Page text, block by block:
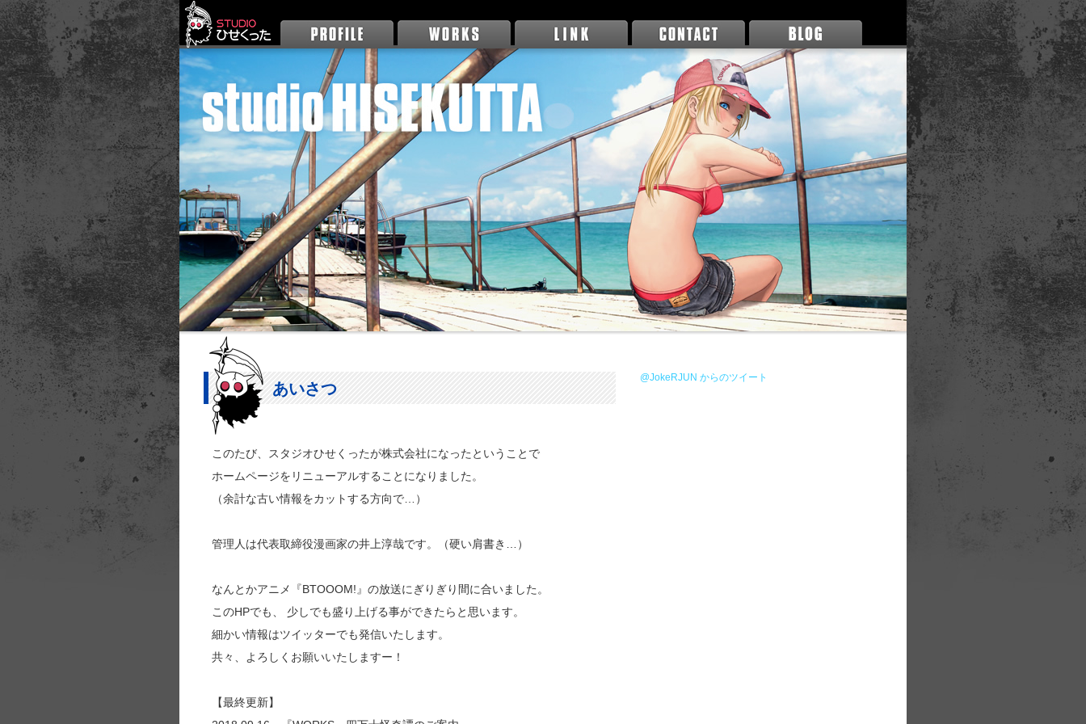
あいさつ
このたび、スタジオひせくったが株式会社になったということで
ホームページをリニューアルすることになりました。
（余計な古い情報をカットする方向で…）
管理人は代表取締役漫画家の井上淳哉です。（硬い肩書き…）
なんとかアニメ『BTOOOM!』の放送にぎりぎり間に合いました。
このHPでも、 少しでも盛り上げる事ができたらと思います。
細かい情報はツイッターでも発信いたします。
共々、よろしくお願いいたしますー！
【最終更新】
@JokeRJUN からのツイート